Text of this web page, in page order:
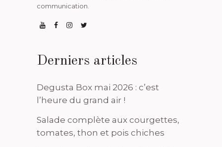
communication.
Derniers articles
Degusta Box mai 2026 : c’est
l’heure du grand air !
Salade complète aux courgettes,
tomates, thon et pois chiches